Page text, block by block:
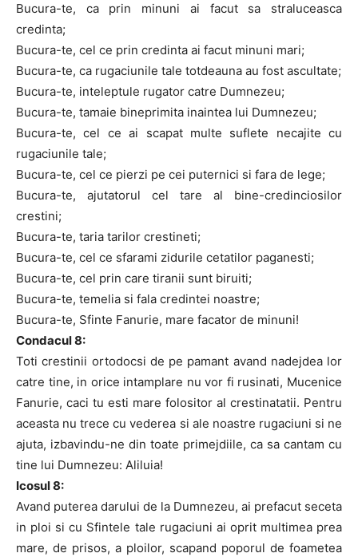
Bucura-te, ca prin minuni ai facut sa straluceasca
credinta;
Bucura-te, cel ce prin credinta ai facut minuni mari;
Bucura-te, ca rugaciunile tale totdeauna au fost ascultate;
Bucura-te, inteleptule rugator catre Dumnezeu;
Bucura-te, tamaie bineprimita inaintea lui Dumnezeu;
Bucura-te, cel ce ai scapat multe suflete necajite cu
rugaciunile tale;
Bucura-te, cel ce pierzi pe cei puternici si fara de lege;
Bucura-te, ajutatorul cel tare al bine-credinciosilor
crestini;
Bucura-te, taria tarilor crestineti;
Bucura-te, cel ce sfarami zidurile cetatilor paganesti;
Bucura-te, cel prin care tiranii sunt biruiti;
Bucura-te, temelia si fala credintei noastre;
Bucura-te, Sfinte Fanurie, mare facator de minuni!
Condacul 8:
Toti crestinii ortodocsi de pe pamant avand nadejdea lor
catre tine, in orice intamplare nu vor fi rusinati, Mucenice
Fanurie, caci tu esti mare folositor al crestinatatii. Pentru
aceasta nu trece cu vederea si ale noastre rugaciuni si ne
ajuta, izbavindu-ne din toate primejdiile, ca sa cantam cu
tine lui Dumnezeu: Aliluia!
Icosul 8:
Avand puterea darului de la Dumnezeu, ai prefacut seceta
in ploi si cu Sfintele tale rugaciuni ai oprit multimea prea
mare, de prisos, a ploilor, scapand poporul de foametea